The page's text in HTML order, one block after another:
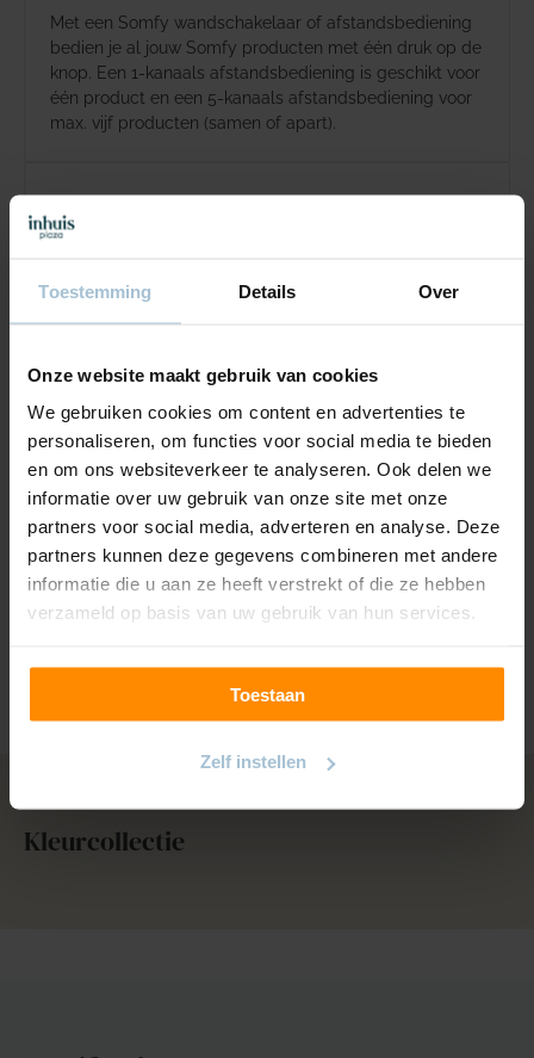
Toestemming Details Over
Onze website maakt gebruik van cookies
We gebruiken cookies om content en advertenties te
personaliseren, om functies voor social media te bieden
en om ons websiteverkeer te analyseren. Ook delen we
informatie over uw gebruik van onze site met onze
partners voor social media, adverteren en analyse. Deze
partners kunnen deze gegevens combineren met andere
informatie die u aan ze heeft verstrekt of die ze hebben
verzameld op basis van uw gebruik van hun services.
Toestaan
Zelf instellen
Met een Somfy wandschakelaar of afstandsbediening
bedien je al jouw Somfy producten met één druk op de
knop. Een 1-kanaals afstandsbediening is geschikt voor
één product en een 5-kanaals afstandsbediening voor
max. vijf producten (samen of apart).
Somfy motor | Screens
Het screen wordt standaard uitgevoerd met een Somfy
motor. Voor extra bedieningsgemak en een langere
levensduur raden we aan om te kiezen voor de Somfy
IO Maestria motor. Met dit type bedien je het screen
eenvoudig op afstand met een afstandsbediening.
Toon alle opties
Kleurcollectie